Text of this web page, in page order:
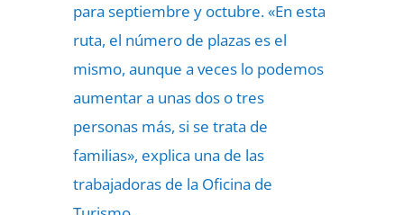
para septiembre y octubre. «En esta
ruta, el número de plazas es el
mismo, aunque a veces lo podemos
aumentar a unas dos o tres
personas más, si se trata de
familias», explica una de las
trabajadoras de la Oficina de